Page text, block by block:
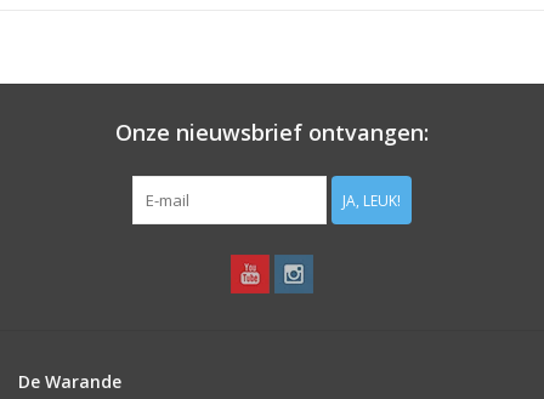
bedekken, zodat deze geen kans maakt. Scilla litardierei is wél
verwildering in gras(land) daar waar laat gemaaid kan worden.
grind(pad) op een zonnig plekje.
Geïntroduceerd in 1827, vanuit Kroatië. Van nature staan ze
Onze nieuwsbrief ontvangen:
JA, LEUK!
De Warande